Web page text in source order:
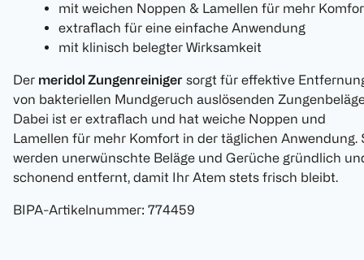
mit weichen Noppen & Lamellen für mehr
extraflach für eine einfache Anwendung
mit klinisch belegter Wirksamkeit
Der meridol Zungenreiniger sorgt für effektive
von bakteriellen Mundgeruch auslösenden
Dabei ist er extraflach und hat weiche Noppen und
Lamellen für mehr Komfort in der täglichen Anwendung.
werden unerwünschte Beläge und Gerüche gründlich
schonend entfernt, damit Ihr Atem stets frisch bleibt.
BIPA-Artikelnummer: 774459